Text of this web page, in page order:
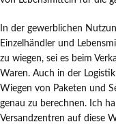
In der gewerblichen
Einzelhändler und
zu wiegen, sei es beim
Waren. Auch in der
Wiegen von Paketen und
genau zu berechnen. Ich
Versandzentren auf diese